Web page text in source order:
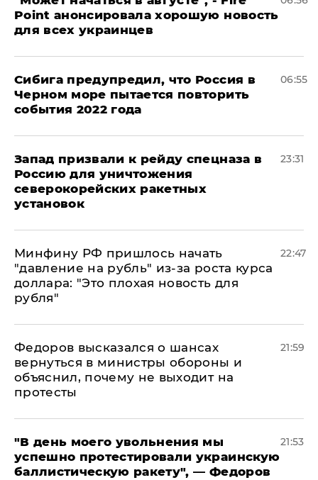
Point анонсировала хорошую новость
для всех украинцев
Сибига предупредил, что Россия в
Черном море пытается повторить
события 2022 года
06:55
Запад призвали к рейду спецназа в
Россию для уничтожения
северокорейских ракетных
установок
23:31
Минфину РФ пришлось начать
"давление на рубль" из-за роста курса
доллара: "Это плохая новость для
рубля"
22:47
Федоров высказался о шансах
вернуться в министры обороны и
объяснил, почему не выходит на
протесты
21:59
​"В день моего увольнения мы
успешно протестировали украинскую
баллистическую ракету", — Федоров
21:53